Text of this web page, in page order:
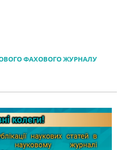
ФАХОВОГО ЖУРНАЛУ